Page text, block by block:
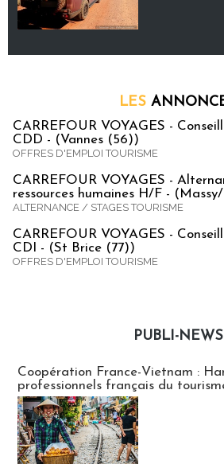
LES
CARREFOUR VOYAGES -
CDD - (Vannes (56))
OFFRES D'EMPLOI TOURISME
CARREFOUR VOYAGES -
ressources humaines H/F -
ALTERNANCE / STAGES TOURISME
CARREFOUR VOYAGES -
CDI - (St Brice (77))
OFFRES D'EMPLOI TOURISME
PUBLI-NEWS
Coopération France-Vietnam :
professionnels français du